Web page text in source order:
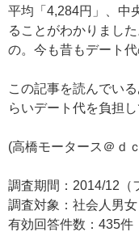
平均「4,284円」、中
ることがわかりまし
の。今も昔もデート
この記事を読んでい
らいデート代を負担
(高橋モータース＠ｄ
調査期間：2014/12（
調査対象：社会人男女
有効回答件数：435件